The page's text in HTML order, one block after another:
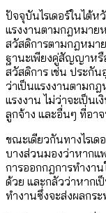
ปัจจุบันไรเดอร์ในไต้ห
แรงงานตามกฎหมาย
สวัสดิการตามกฎหมา
ฐานะเพียงคู่สัญญาหรื
สวัสดิการ เช่น ประกัน
ว่าเป็นแรงงานตามก
แรงงาน ไม่ว่าจะเป็น
ลูกจ้าง และอื่นๆ ที่อา
ขณะเดียวกันทางไรเด
บางส่วนมองว่าหากแ
การออกกฎการทำงาน
ด้วย และกลัวว่าหากเ
ทำงานซึ่งจะส่งผลกร